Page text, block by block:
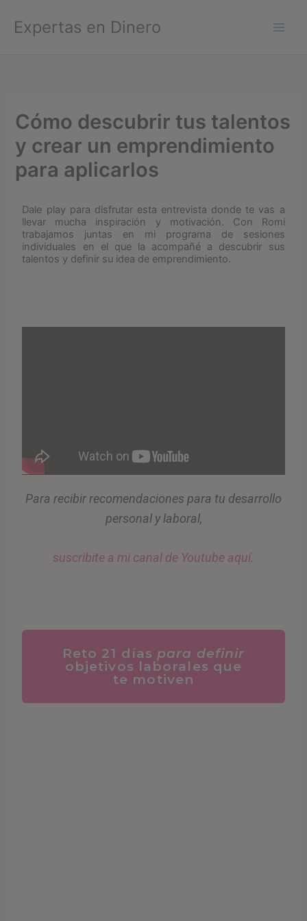
contenido
Expertas en Dinero
Cómo descubrir tus talentos
y crear un emprendimiento
para aplicarlos
Dale play para disfrutar esta entrevista donde te vas a
llevar mucha inspiración y motivación. Con Romi
trabajamos juntas en mi programa de sesiones
individuales en el que la acompañé a descubrir sus
talentos y definir su idea de emprendimiento.
Para recibir recomendaciones para tu desarrollo
personal y laboral,
suscribite a mi canal de Youtube aquí.
Reto 21 días para definir
objetivos laborales que
te motiven